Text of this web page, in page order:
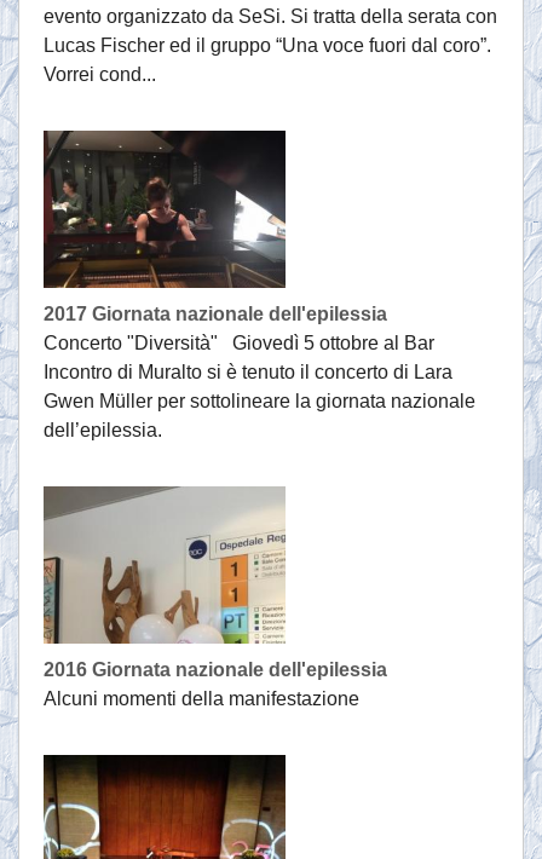
evento organizzato da SeSi. Si tratta della serata con
Lucas Fischer ed il gruppo “Una voce fuori dal coro”.
Vorrei cond...
2017 Giornata nazionale dell'epilessia
Concerto "Diversità" Giovedì 5 ottobre al Bar
Incontro di Muralto si è tenuto il concerto di Lara
Gwen Müller per sottolineare la giornata nazionale
dell’epilessia.
2016 Giornata nazionale dell'epilessia
Alcuni momenti della manifestazione